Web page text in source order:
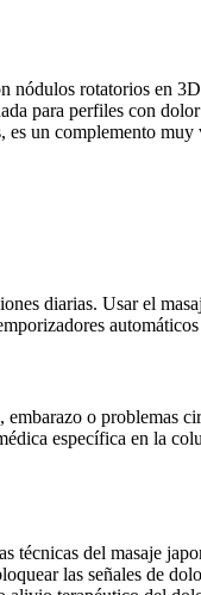
nódulos rotatorios en
para perfiles con
es un complemento
diarias. Usar el
o problemas
específica en la
técnicas del masaje
las señales de